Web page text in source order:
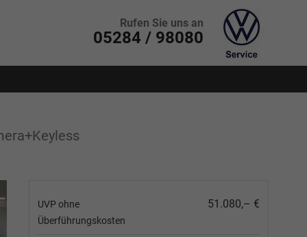
Rufen Sie uns an
05284 / 98080
UVP ohne
Überführungskosten
51.080,– €